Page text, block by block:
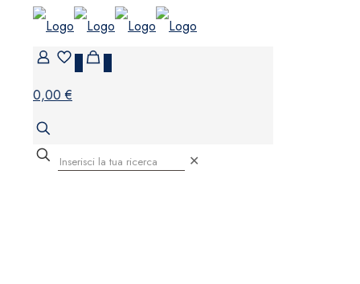
0,00 €
✕